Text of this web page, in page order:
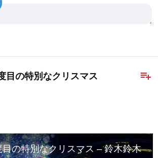
playlist_add
目の特別なクリスマス
の特別なクリスマス – 鈴木鈴木【